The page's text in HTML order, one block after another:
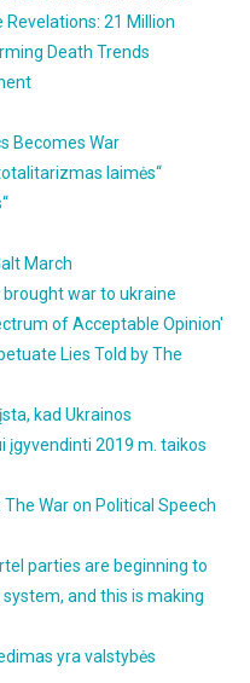
Revelations: 21 Million
Death Trends
Becomes War
laimės“
March
war to ukraine
of Acceptable Opinion'
Lies Told by The
kad Ukrainos
įgyvendinti 2019 m. taikos
War on Political Speech
parties are beginning to
and this is making
yra valstybės